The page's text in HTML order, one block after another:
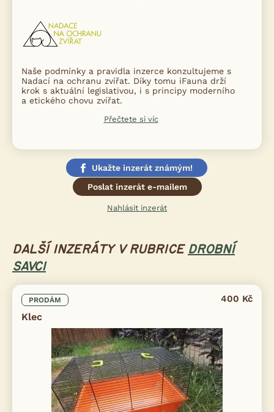
Naše podmínky a pravidla inzerce konzultujeme s
Nadací na ochranu zvířat. Díky tomu iFauna drží
krok s aktuální legislativou, i s principy moderního
a etického chovu zvířat.
Přečtete si víc
Ukažte inzerát známým!
Poslat inzerát e-mailem
Nahlásit inzerát
DALŠÍ INZERÁTY V RUBRICE DROBNÍ
SAVCI
PRODÁM
Klec
400 Kč